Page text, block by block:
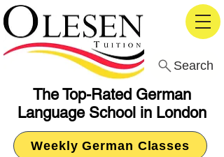
The Top-Rated German
Language School in London
Search
Weekly German Classes